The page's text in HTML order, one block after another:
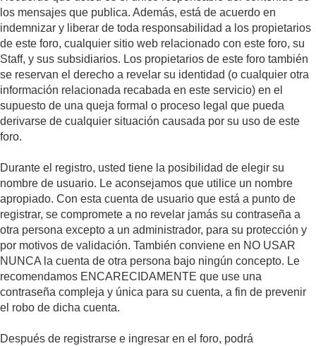
los mensajes que publica. Además, está de acuerdo en
indemnizar y liberar de toda responsabilidad a los propietarios
de este foro, cualquier sitio web relacionado con este foro, su
Staff, y sus subsidiarios. Los propietarios de este foro también
se reservan el derecho a revelar su identidad (o cualquier otra
información relacionada recabada en este servicio) en el
supuesto de una queja formal o proceso legal que pueda
derivarse de cualquier situación causada por su uso de este
foro.
Durante el registro, usted tiene la posibilidad de elegir su
nombre de usuario. Le aconsejamos que utilice un nombre
apropiado. Con esta cuenta de usuario que está a punto de
registrar, se compromete a no revelar jamás su contraseña a
otra persona excepto a un administrador, para su protección y
por motivos de validación. También conviene en NO USAR
NUNCA la cuenta de otra persona bajo ningún concepto. Le
recomendamos ENCARECIDAMENTE que use una
contraseña compleja y única para su cuenta, a fin de prevenir
el robo de dicha cuenta.
Después de registrarse e ingresar en el foro, podrá